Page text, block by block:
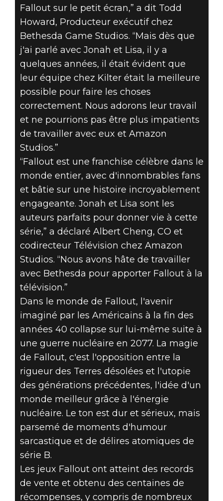
Fallout sur le petit écran,” a dit Todd
Howard, Producteur exécutif chez
Bethesda Game Studios. “Mais dès que
j'ai parlé avec Jonah et Lisa, il y a
quelques années, il était évident que
leur équipe chez Kilter était la meilleure
possible pour faire les choses
correctement. Nous adorons leur travail
et ne pourrions pas être plus impatients
de travailler avec eux et Amazon
Studios.”
“Fallout est une franchise célèbre dans le
monde entier, avec d'innombrables fans
et bâtie sur une histoire incroyablement
engageante. Jonah et Lisa sont les
auteurs parfaits pour donner vie à cette
série,” a déclaré Albert Cheng, CO et
codirecteur Télévision chez Amazon
Studios. “Nous avons hâte de travailler
avec Bethesda pour apporter Fallout à la
télévision.”
Dans le monde de Fallout, l'avenir
imaginé par les Américains à la fin des
années 40 collapse sur lui-même suite à
une guerre nucléaire en 2077. La magie
de Fallout, c'est l'opposition entre la
rigueur des Terres désolées et l'utopie
des générations précédentes, l'idée d'un
monde meilleur grâce à l'énergie
nucléaire. Le ton est dur et sérieux, mais
parsemé de moments d'humour
sarcastique et de délires atomiques de
série B.
Les jeux Fallout ont atteint des records
de vente et obtenu des centaines de
récompenses, y compris de nombreux